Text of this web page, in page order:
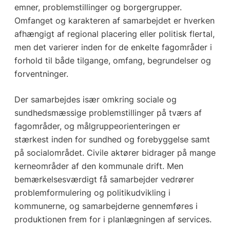
emner, problemstillinger og borgergrupper.
Omfanget og karakteren af samarbejdet er hverken
afhængigt af regional placering eller politisk flertal,
men det varierer inden for de enkelte fagområder i
forhold til både tilgange, omfang, begrundelser og
forventninger.
Der samarbejdes især omkring sociale og
sundhedsmæssige problemstillinger på tværs af
fagområder, og målgruppeorienteringen er
stærkest inden for sundhed og forebyggelse samt
på socialområdet. Civile aktører bidrager på mange
kerneområder af den kommunale drift. Men
bemærkelsesværdigt få samarbejder vedrører
problemformulering og politikudvikling i
kommunerne, og samarbejderne gennemføres i
produktionen frem for i planlægningen af services.